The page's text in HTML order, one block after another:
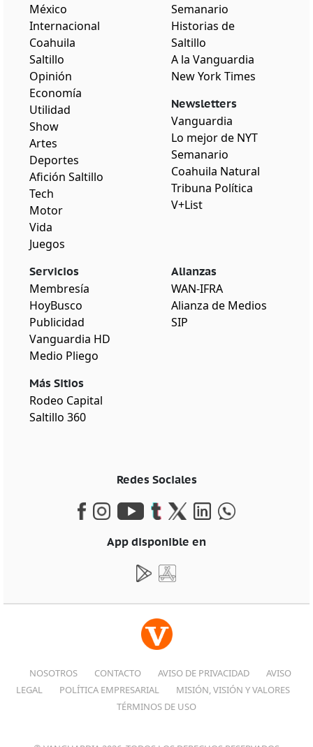
México
Internacional
Coahuila
Saltillo
Opinión
Economía
Utilidad
Show
Artes
Deportes
Afición Saltillo
Tech
Motor
Vida
Juegos
Semanario
Historias de
Saltillo
A la Vanguardia
New York Times
Newsletters
Vanguardia
Lo mejor de NYT
Semanario
Coahuila Natural
Tribuna Política
V+List
Servicios
Membresía
HoyBusco
Publicidad
Vanguardia HD
Medio Pliego
Más Sitios
Rodeo Capital
Saltillo 360
Alianzas
WAN-IFRA
Alianza de Medios
SIP
Redes Sociales
App disponible en
NOSOTROS CONTACTO AVISO DE PRIVACIDAD
AVISO
LEGAL
POLÍTICA EMPRESARIAL
MISIÓN, VISIÓN Y VALORES
TÉRMINOS DE USO